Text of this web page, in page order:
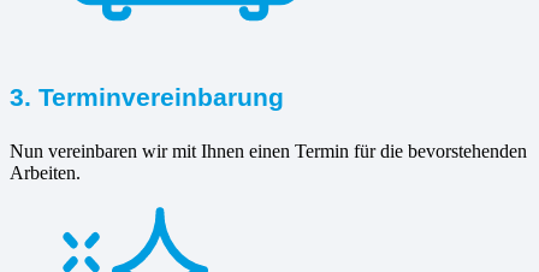
3. Terminvereinbarung
Nun vereinbaren wir mit Ihnen einen Termin für die bevorstehenden
Arbeiten.